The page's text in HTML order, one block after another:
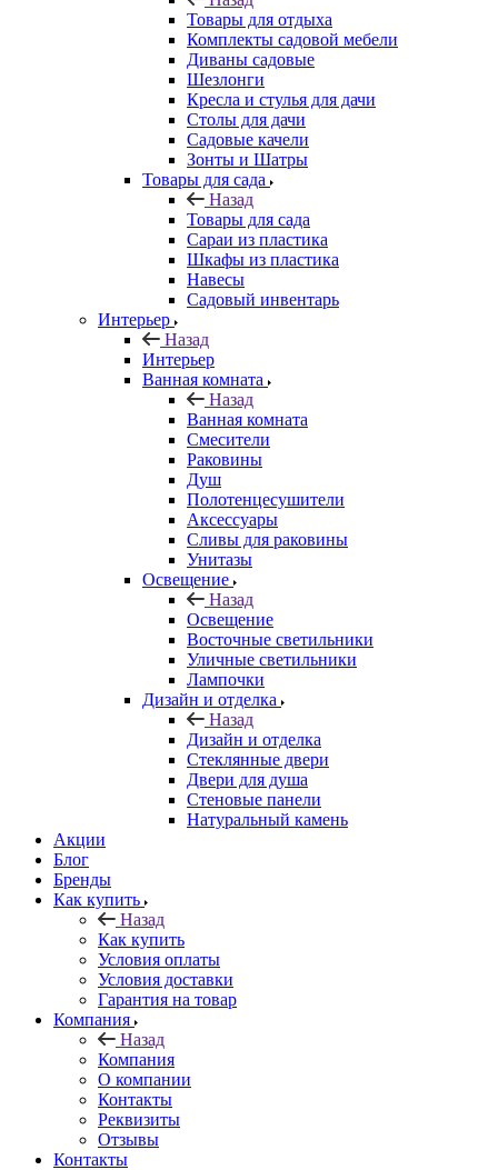
Товары для отдыха
Комплекты садовой мебели
Диваны садовые
Шезлонги
Кресла и стулья для дачи
Столы для дачи
Садовые качели
Зонты и Шатры
Товары для сада
Назад
Товары для сада
Сараи из пластика
Шкафы из пластика
Навесы
Садовый инвентарь
Интерьер
Назад
Интерьер
Ванная комната
Назад
Ванная комната
Смесители
Раковины
Душ
Полотенцесушители
Аксессуары
Сливы для раковины
Унитазы
Освещение
Назад
Освещение
Восточные светильники
Уличные светильники
Лампочки
Дизайн и отделка
Назад
Дизайн и отделка
Стеклянные двери
Двери для душа
Стеновые панели
Натуральный камень
Акции
Блог
Бренды
Как купить
Назад
Как купить
Условия оплаты
Условия доставки
Гарантия на товар
Компания
Назад
Компания
О компании
Контакты
Реквизиты
Отзывы
Контакты